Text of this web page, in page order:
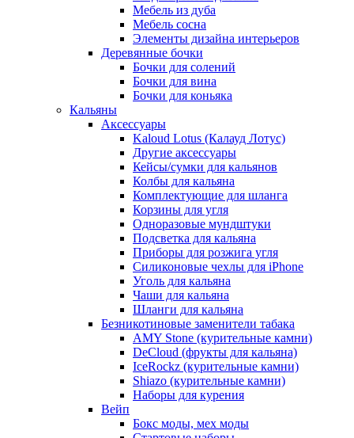
Мебель из дуба
Мебель сосна
Элементы дизайна интерьеров
Деревянные бочки
Бочки для солений
Бочки для вина
Бочки для коньяка
Кальяны
Аксессуары
Kaloud Lotus (Калауд Лотус)
Другие аксессуары
Кейсы/сумки для кальянов
Колбы для кальяна
Комплектующие для шланга
Корзины для угля
Одноразовые мундштуки
Подсветка для кальяна
Приборы для розжига угля
Силиконовые чехлы для iPhone
Уголь для кальяна
Чаши для кальяна
Шланги для кальяна
Безникотиновые заменители табака
AMY Stone (курительные камни)
DeCloud (фрукты для кальяна)
IceRockz (курительные камни)
Shiazo (курительные камни)
Наборы для курения
Вейп
Бокс моды, мех моды